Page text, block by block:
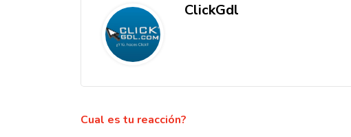
ClickGdl
Cual es tu reacción?